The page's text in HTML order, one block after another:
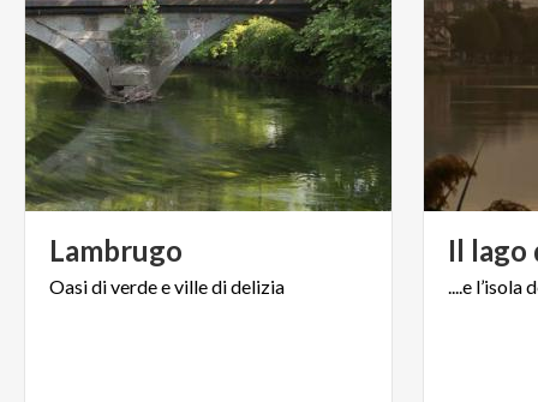
Lambrugo
Oasidiverdeevilledidelizia
Il lago
....e l’isola